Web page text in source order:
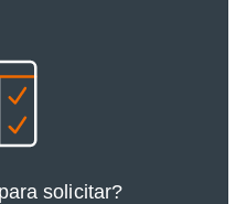
solicitar?